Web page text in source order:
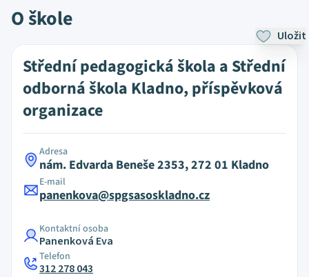
O škole
Uložit
Střední pedagogická škola a Střední
odborná škola Kladno, příspěvková
organizace
Adresa
nám. Edvarda Beneše 2353, 272 01 Kladno
E-mail
panenkova@spgsasoskladno.cz
Kontaktní osoba
Panenková Eva
Telefon
312 278 043